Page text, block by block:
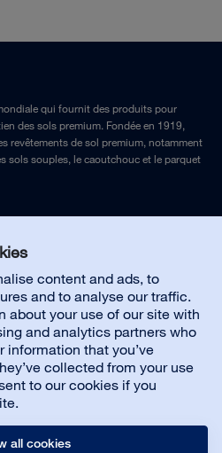
content and ads, to
and to analyse our traffic.
about your use of our site with
and analytics partners who
that you’ve
collected from your use
to our cookies if you
all cookies
qui fournit des produits pour
des sols premium. Fondée en 1919,
revêtements de sol premium, notamment
sols souples, le caoutchouc et le parquet